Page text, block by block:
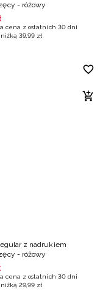
- różowy
cena z ostatnich 30 dni
39,99 zł
z nadrukiem
- różowy
cena z ostatnich 30 dni
29,99 zł